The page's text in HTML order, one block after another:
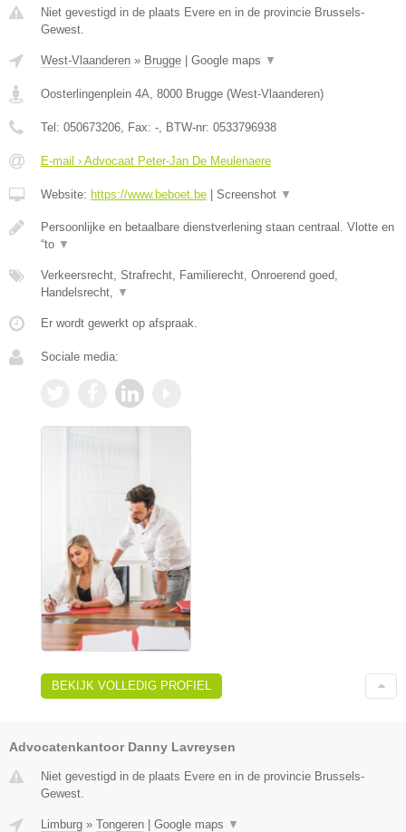
Niet gevestigd in de plaats Evere en in de provincie Brussels-
Gewest.
West-Vlaanderen » Brugge Google maps ▼
Oosterlingenplein 4A, 8000 Brugge (West-Vlaanderen)
Tel: 050673206, Fax: -, BTW-nr: 0533796938
E-mail › Advocaat Peter-Jan De Meulenaere
Website: https://www.beboet.be Screenshot ▼
Persoonlijke en betaalbare dienstverlening staan centraal. Vlotte en
“to ▼
Verkeersrecht, Strafrecht, Familierecht, Onroerend goed,
Handelsrecht, ▼
Er wordt gewerkt op afspraak.
Sociale media:
BEKIJK VOLLEDIG PROFIEL
Advocatenkantoor Danny Lavreysen
Niet gevestigd in de plaats Evere en in de provincie Brussels-
Gewest.
Limburg » Tongeren Google maps ▼